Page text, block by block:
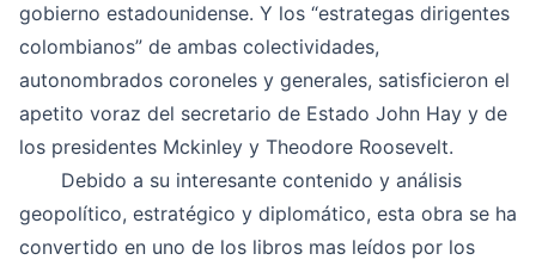
gobierno estadounidense. Y los “estrategas dirigentes
colombianos” de ambas colectividades,
autonombrados coroneles y generales, satisficieron el
apetito voraz del secretario de Estado John Hay y de
los presidentes Mckinley y Theodore Roosevelt.
Debido a su interesante contenido y análisis
geopolítico, estratégico y diplomático, esta obra se ha
convertido en uno de los libros mas leídos por los